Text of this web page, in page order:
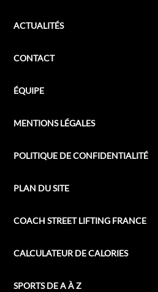
ACTUALITÉS
CONTACT
ÉQUIPE
MENTIONS LÉGALES
POLITIQUE DE CONFIDENTIALITÉ
PLAN DU SITE
COACH STREET LIFTING FRANCE
CALCULATEUR DE CALORIES
SPORTS DE A À Z